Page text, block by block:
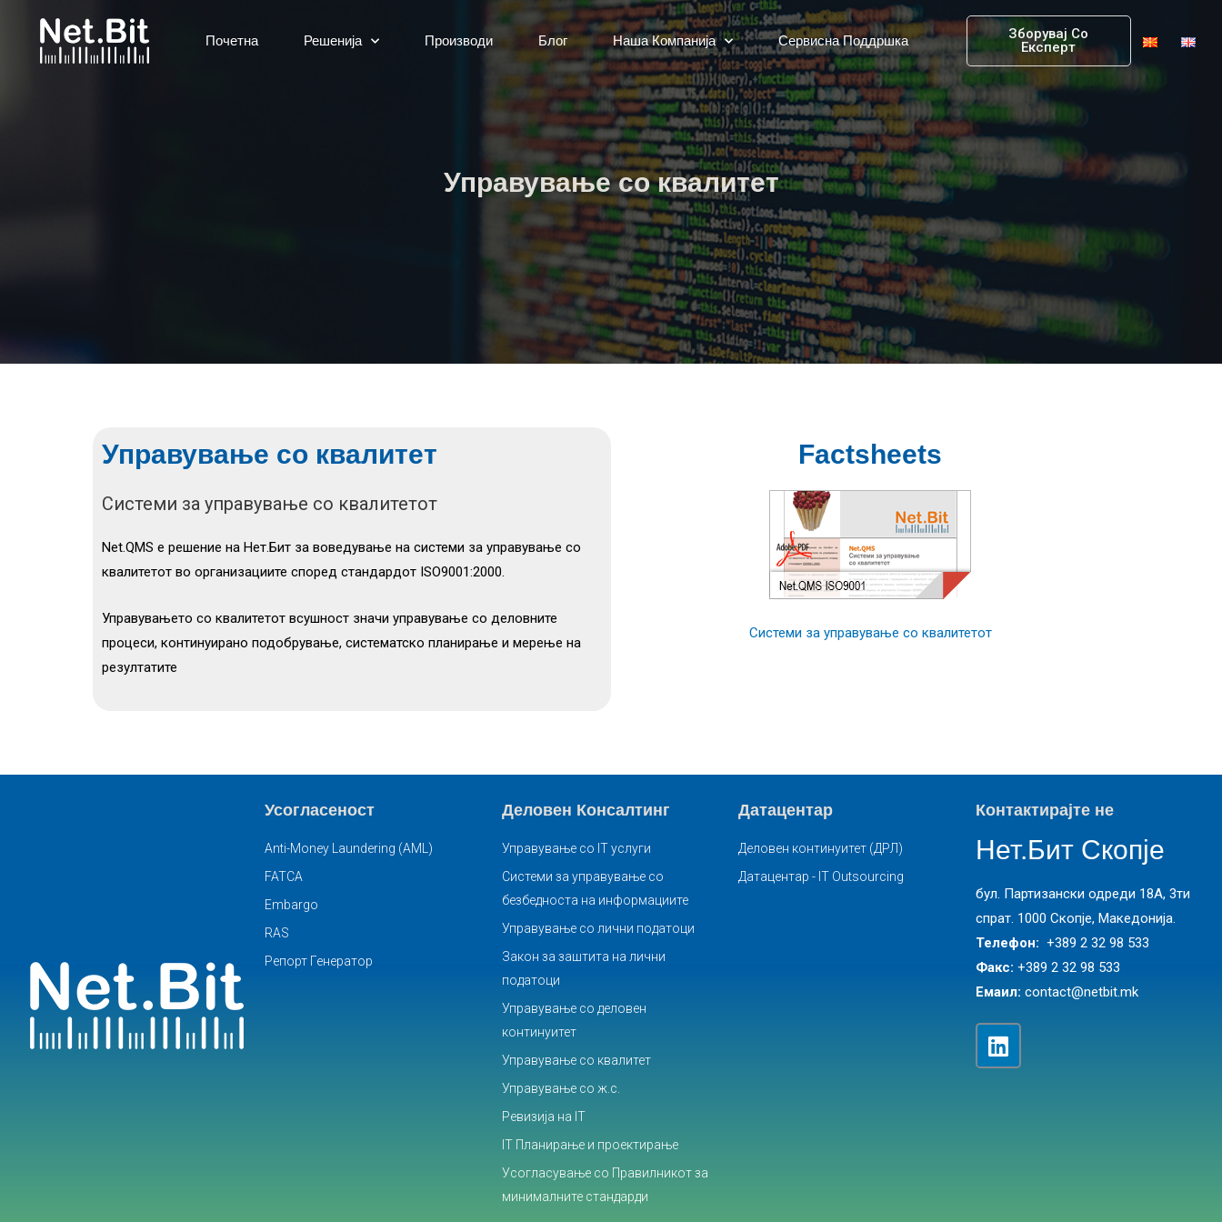
Почетна Решенија Производи Блог Наша Компанија Сервисна Поддршка
Зборувај Со
Експерт
Управување со квалитет
Управување со квалитет
Системи за управување со квалитетот
Net.QMS е решение на Нет.Бит за воведување на системи за управување со
квалитетот во организациите според стандардот ISO9001:2000.
Управувањето со квалитетот всушност значи управување со деловните
процеси, континуирано подобрување, систематско планирање и мерење на
резултатите
Factsheets​
Системи за управување со квалитетот
Усогласеност
Anti-Money Laundering (AML)
FATCA
Embargo
RAS
Репорт Генератор
Деловен Консалтинг
Управување со IT услуги
Системи за управување со
безбедноста на информациите
Управување со лични податоци
Закон за заштита на лични
податоци
Управување со деловен
континуитет
Управување со квалитет
Управување со ж.с.
Ревизија на IT
IT Планирање и проектирање
Усогласување со Правилникот за
минималните стандарди
Датацентар
Деловен континуитет (ДРЛ)
Датацентар - IT Outsourcing
Контактирајте не
Нет.Бит Скопје
бул. Партизански одреди 18А, 3ти
спрат. 1000 Скопје, Македонија.
Телефон: +389 2 32 98 533
Факс: +389 2 32 98 533
Емаил: contact@netbit.mk